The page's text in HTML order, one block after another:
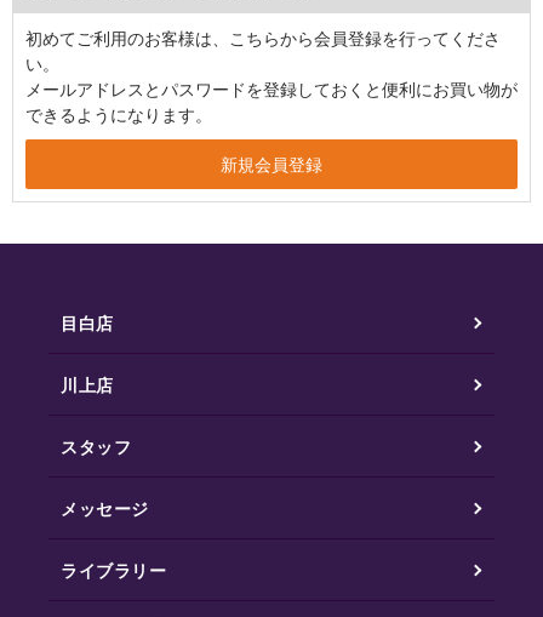
初めてご利用のお客様は、こちらから会員登録を行ってくださ
い。
メールアドレスとパスワードを登録しておくと便利にお買い物が
できるようになります。
目白店
川上店
スタッフ
メッセージ
ライブラリー